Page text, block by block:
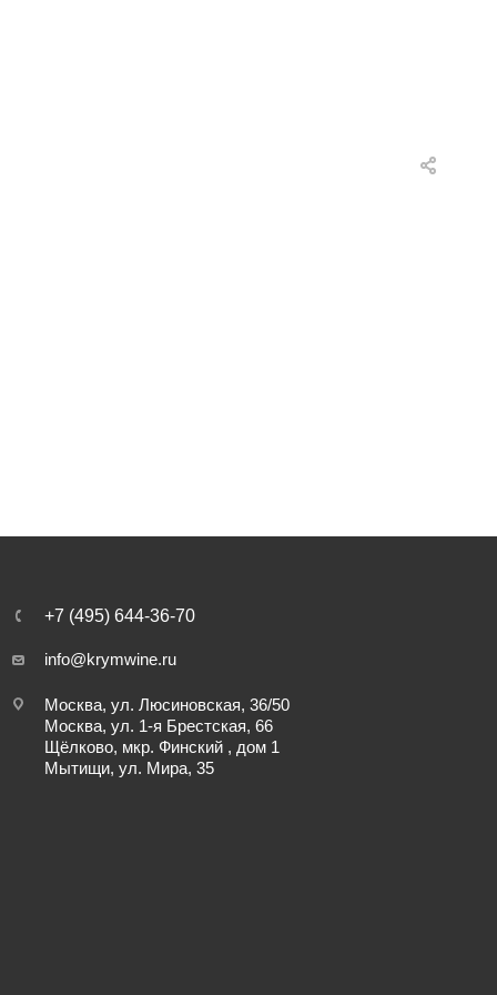
+7 (495) 644-36-70
info@krymwine.ru
Москва, ул. Люсиновская, 36/50
Москва, ул. 1-я Брестская, 66
Щёлково, мкр. Финский , дом 1
Мытищи, ул. Мира, 35